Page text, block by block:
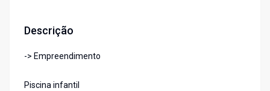
Descrição
-> Empreendimento
Piscina infantil